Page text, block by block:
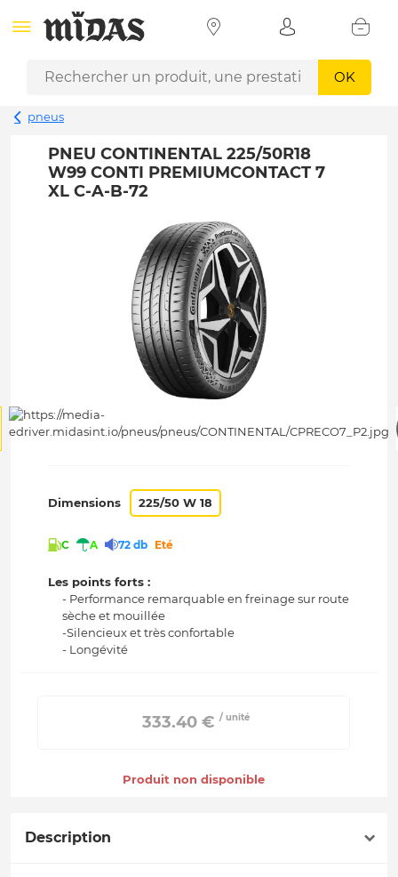
OK
pneus
PNEU CONTINENTAL 225/50R18
W99 CONTI PREMIUMCONTACT 7
XL C-A-B-72
Dimensions 225/50 W 18
C A 72 db Eté
Les points forts :
- Performance remarquable en freinage sur route
sèche et mouillée
-Silencieux et très confortable
- Longévité
333.40 € / unité
Produit non disponible
Description